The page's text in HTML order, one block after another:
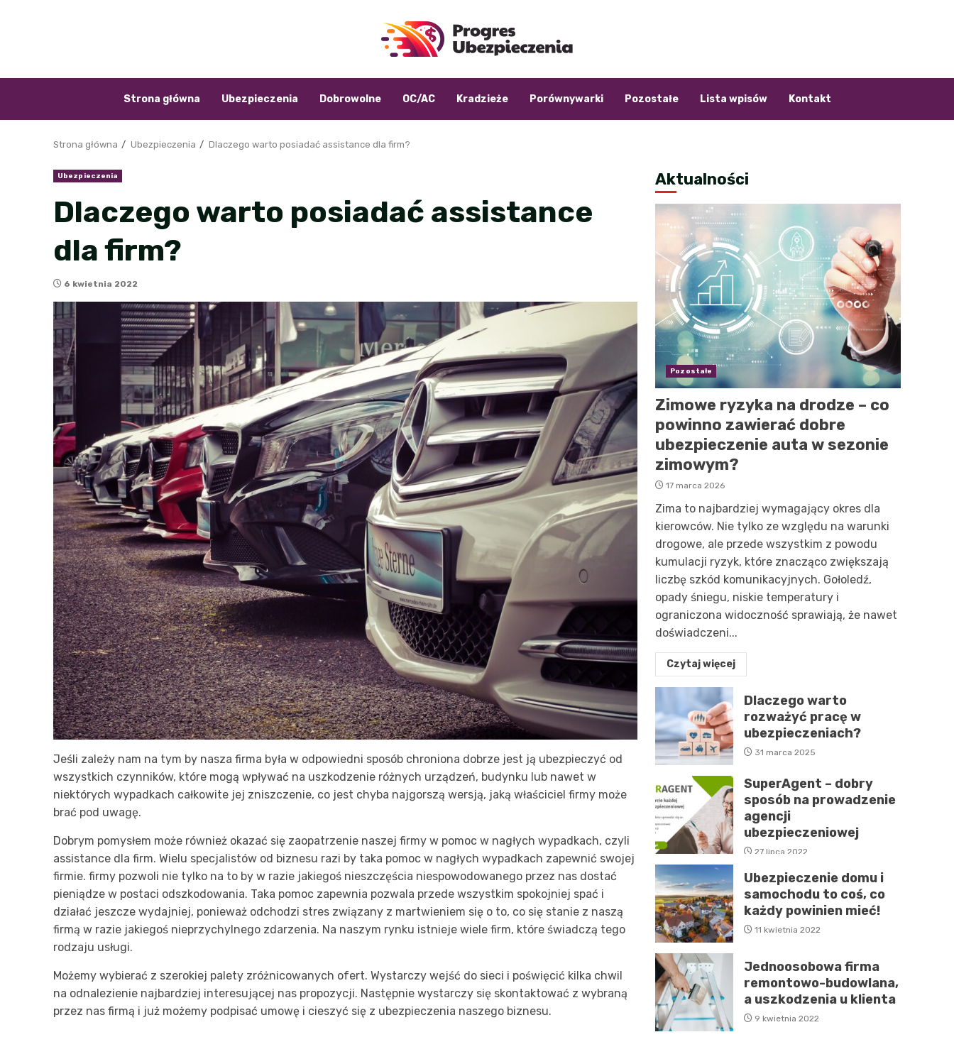
Strona główna Ubezpieczenia Dobrowolne OC/AC Kradzieże Porównywarki Pozostałe Lista wpisów Kontakt
Strona główna Ubezpieczenia Dlaczego warto posiadać assistance dla firm?
Ubezpieczenia
Dlaczego warto posiadać assistance
dla firm?
6 kwietnia 2022
Jeśli zależy nam na tym by nasza firma była w odpowiedni sposób chroniona dobrze jest ją ubezpieczyć od
wszystkich czynników, które mogą wpływać na uszkodzenie różnych urządzeń, budynku lub nawet w
niektórych wypadkach całkowite jej zniszczenie, co jest chyba najgorszą wersją, jaką właściciel firmy może
brać pod uwagę.
Dobrym pomysłem może również okazać się zaopatrzenie naszej firmy w pomoc w nagłych wypadkach, czyli
assistance dla firm. Wielu specjalistów od biznesu razi by taka pomoc w nagłych wypadkach zapewnić swojej
firmie. firmy pozwoli nie tylko na to by w razie jakiegoś nieszczęścia niespowodowanego przez nas dostać
pieniądze w postaci odszkodowania. Taka pomoc zapewnia pozwala przede wszystkim spokojniej spać i
działać jeszcze wydajniej, ponieważ odchodzi stres związany z martwieniem się o to, co się stanie z naszą
firmą w razie jakiegoś nieprzychylnego zdarzenia. Na naszym rynku istnieje wiele firm, które świadczą tego
rodzaju usługi.
Możemy wybierać z szerokiej palety zróżnicowanych ofert. Wystarczy wejść do sieci i poświęcić kilka chwil
na odnalezienie najbardziej interesującej nas propozycji. Następnie wystarczy się skontaktować z wybraną
przez nas firmą i już możemy podpisać umowę i cieszyć się z ubezpieczenia naszego biznesu.
Aktualności
Pozostałe
Zimowe ryzyka na drodze – co
powinno zawierać dobre
ubezpieczenie auta w sezonie
zimowym?
17 marca 2026
Zima to najbardziej wymagający okres dla
kierowców. Nie tylko ze względu na warunki
drogowe, ale przede wszystkim z powodu
kumulacji ryzyk, które znacząco zwiększają
liczbę szkód komunikacyjnych. Gołoledź,
opady śniegu, niskie temperatury i
ograniczona widoczność sprawiają, że nawet
doświadczeni...
Czytaj więcej
Dlaczego warto
rozważyć pracę w
ubezpieczeniach?
31 marca 2025
SuperAgent – dobry
sposób na prowadzenie
agencji
ubezpieczeniowej
27 lipca 2022
Ubezpieczenie domu i
samochodu to coś, co
każdy powinien mieć!
11 kwietnia 2022
Jednoosobowa firma
remontowo-budowlana,
a uszkodzenia u klienta
9 kwietnia 2022